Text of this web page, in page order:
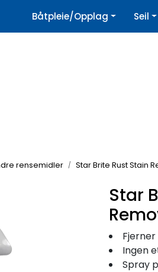
Kjøpshjelp | Nyhetsbrev
Båtpleie/Opplag Seil
rensemidler Star Brite Rust Stain
Star
Ingen
Spray